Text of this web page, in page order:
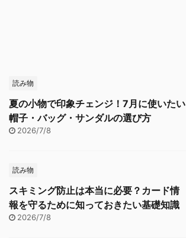
読み物
夏の小物で印象チェンジ！7月に使いたい
帽子・バッグ・サンダルの選び方
2026/7/8
読み物
スキミング防止は本当に必要？カード情
報を守るために知っておきたい基礎知識
2026/7/8